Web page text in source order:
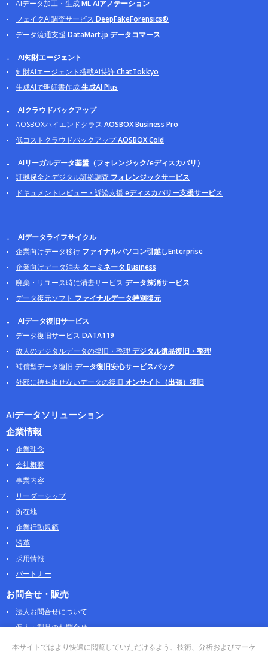
AIデータ加工・生成ML AIアノテーション
フェイクAI調査サービス DeepFakeForensics®
データ流通支援 DataMart.jp データコマース
AI知財エージェント
知財AIエージェント搭載AI特許ChatTokkyo
生成AIで明細書作成生成AI Plus
AIクラウドバックアップ
AOSBOXハイエンドクラス AOSBOX Business Pro
低コストクラウドバックアップAOSBOX Cold
AIリーガルデータ基盤（フォレンジック/eディスカバリ）
証拠保全とデジタル証拠調査 フォレンジックサービス
ドキュメントレビュー・訴訟支援 eディスカバリー支援サービス
AIデータライフサイクル
企業向けデータ移行 ファイナルパソコン引越しEnterprise
企業向けデータ消去 ターミネータ Business
廃棄・リユース時に消去サービス データ抹消サービス
データ復元ソフト ファイナルデータ特別復元
AIデータ復旧サービス
データ復旧サービス DATA119
故人のデジタルデータの復旧・整理 デジタル遺品復旧・整理
補償型データ復旧 データ復旧安心サービスパック
外部に持ち出せないデータの復旧 オンサイト（出張）復旧
AIデータソリューション
企業情報
企業理念
会社概要
事業内容
リーダーシップ
所在地
企業行動規範
沿革
採用情報
パートナー
お問合せ・販売
法人お問合せについて
個人・製品のお問合せ
AOSストア
本サイトではより快適に閲覧していただけるよう、技術、分析およびマーケ